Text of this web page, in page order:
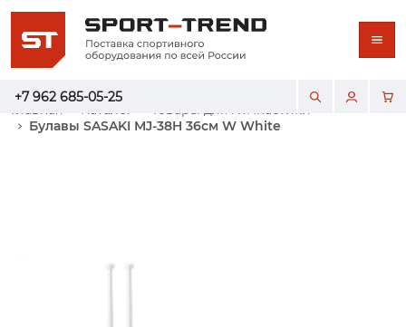
+7 962 685-05-25
Главная Каталог
Товары для гимнастики
Булавы SASAKI MJ-38H 36см W White